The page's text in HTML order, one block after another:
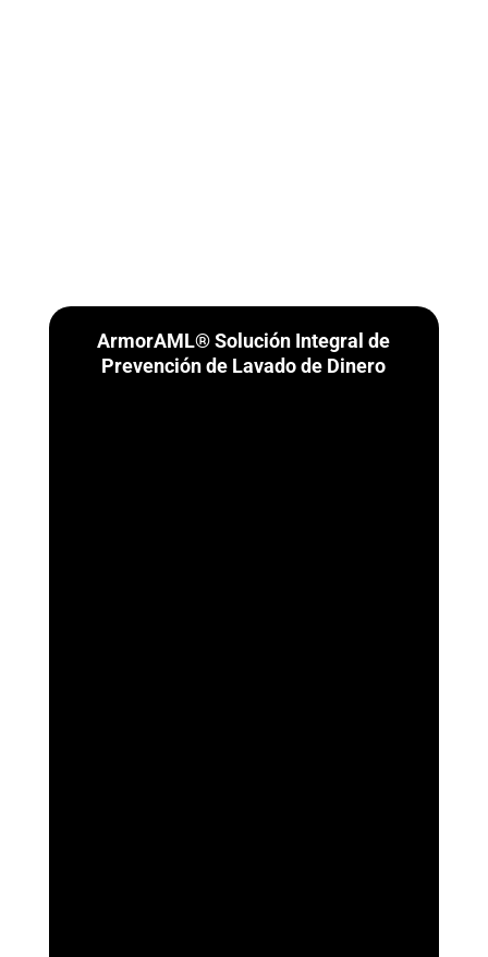
ArmorAML® Solución Integral de
Prevención de Lavado de Dinero